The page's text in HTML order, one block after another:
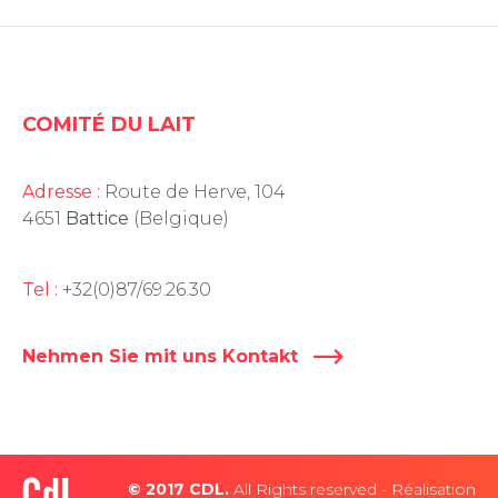
COMITÉ DU LAIT
Adresse : Route de Herve, 104
4651 Battice (Belgique)
Tel : +32(0)87/69.26.30
Nehmen Sie mit uns Kontakt
© 2017 CDL. All Rights reserved - Réalisation